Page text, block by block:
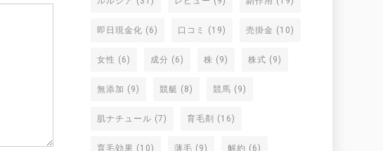
即日現金化 (6) 口コミ (19) 売掛金 (10)
女性 (6) 成分 (6) 株 (9) 株式 (9)
無添加 (9) 競艇 (8) 競馬 (9)
肌ナチュール (7) 育毛剤 (16)
育毛効果 (10) 薄毛 (9) 解約 (6)